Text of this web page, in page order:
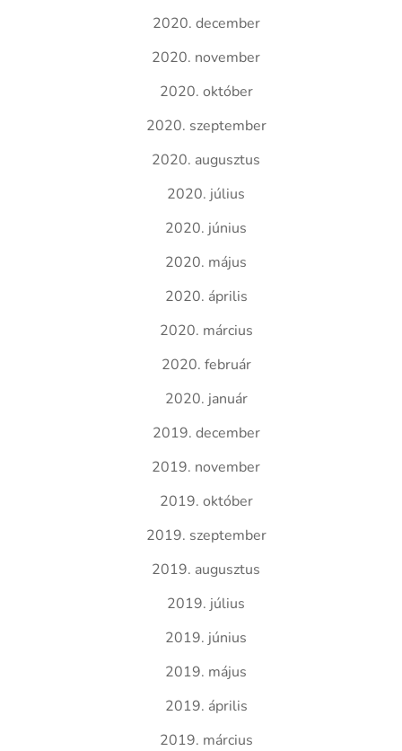
2020. december
2020. november
2020. október
2020. szeptember
2020. augusztus
2020. július
2020. június
2020. május
2020. április
2020. március
2020. február
2020. január
2019. december
2019. november
2019. október
2019. szeptember
2019. augusztus
2019. július
2019. június
2019. május
2019. április
2019. március